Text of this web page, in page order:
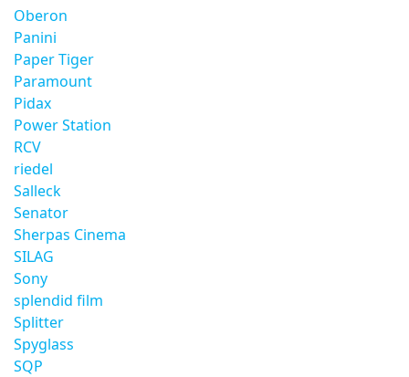
Oberon
Panini
Paper Tiger
Paramount
Pidax
Power Station
RCV
riedel
Salleck
Senator
Sherpas Cinema
SILAG
Sony
splendid film
Splitter
Spyglass
SQP